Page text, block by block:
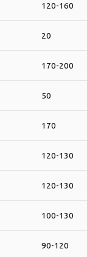
120-160
20
170-200
50
170
120-130
120-130
100-130
90-120